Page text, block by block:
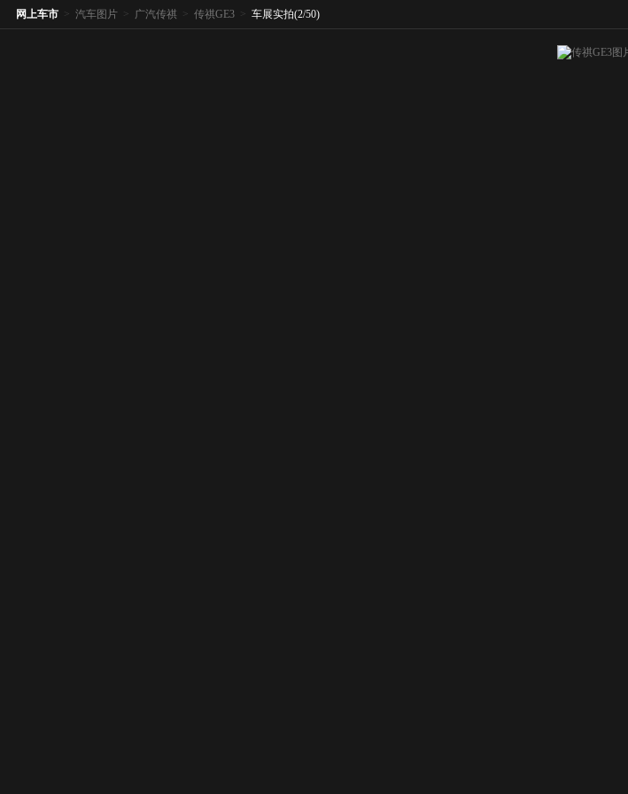
网上车市 > 汽车图片 > 广汽传祺 > 传祺GE3 > 车展实拍(2/50)